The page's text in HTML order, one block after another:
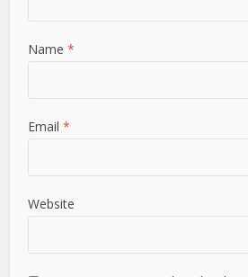
Name*
Email*
Website